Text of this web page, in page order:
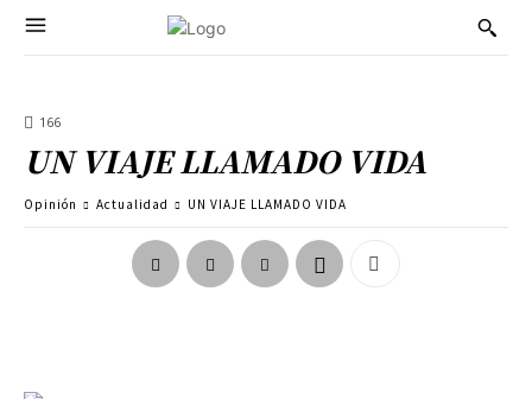
166
UN VIAJE LLAMADO VIDA
Opinión Actualidad UN VIAJE LLAMADO VIDA